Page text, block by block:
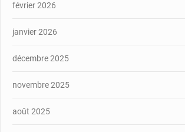
février 2026
janvier 2026
décembre 2025
novembre 2025
août 2025